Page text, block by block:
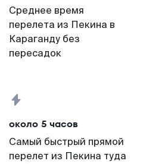
Среднее время
перелета из Пекина в
Караганду без
пересадок
около 5 часов
Самый быстрый прямой
перелет из Пекина туда